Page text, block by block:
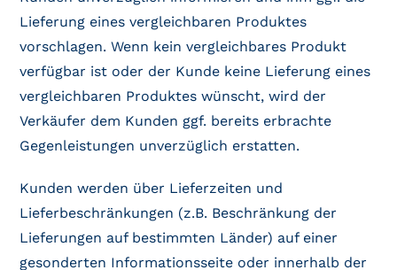
Lieferung eines vergleichbaren Produktes
vorschlagen. Wenn kein vergleichbares Produkt
verfügbar ist oder der Kunde keine Lieferung eines
vergleichbaren Produktes wünscht, wird der
Verkäufer dem Kunden ggf. bereits erbrachte
Gegenleistungen unverzüglich erstatten.
Kunden werden über Lieferzeiten und
Lieferbeschränkungen (z.B. Beschränkung der
Lieferungen auf bestimmten Länder) auf einer
gesonderten Informationsseite oder innerhalb der